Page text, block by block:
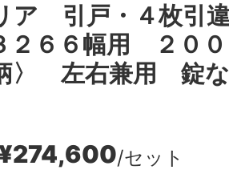
ア 引戸・４枚引
６６幅用 ２０
柄〉 左右兼用 錠
/セット